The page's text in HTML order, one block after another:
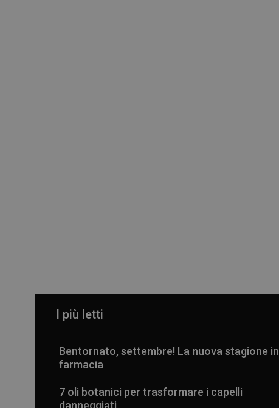
I più letti
Bentornato, settembre! La nuova stagione in
farmacia
7 oli botanici per trasformare i capelli
danneggiati